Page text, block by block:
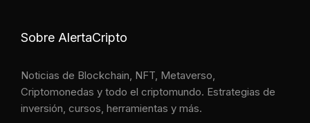
Sobre AlertaCripto
Noticias de Blockchain, NFT, Metaverso,
Criptomonedas y todo el criptomundo. Estrategias de
inversión, cursos, herramientas y más.